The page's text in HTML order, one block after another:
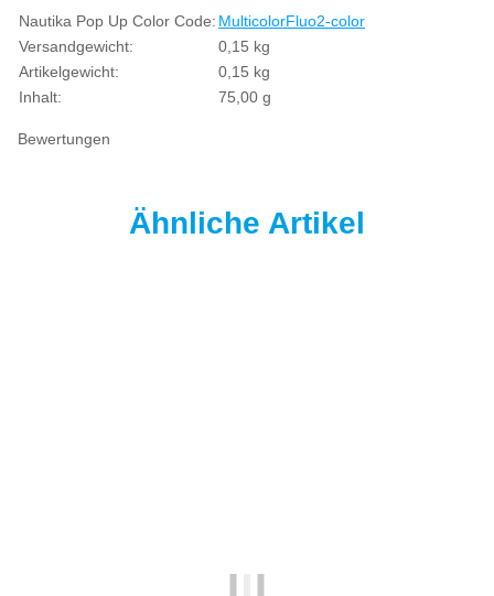
Produkteigenschaft
Wert
Nautika Pop Up Color Code: MulticolorFluo2-color
Versandgewicht:
0,15 kg
Artikelgewicht:
0,15 kg
Inhalt:
75,00 g
Bewertungen
Ähnliche Artikel